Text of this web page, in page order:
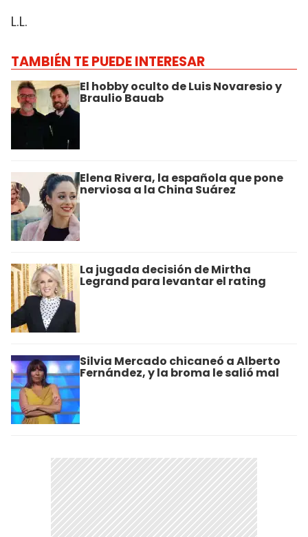
L.L.
TAMBIÉN TE PUEDE INTERESAR
El hobby oculto de Luis Novaresio y
Braulio Bauab
Elena Rivera, la española que pone
nerviosa a la China Suárez
La jugada decisión de Mirtha
Legrand para levantar el rating
Silvia Mercado chicaneó a Alberto
Fernández, y la broma le salió mal